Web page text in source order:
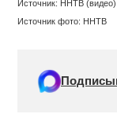
Источник: ННТВ (видео)
Источник фото: ННТВ